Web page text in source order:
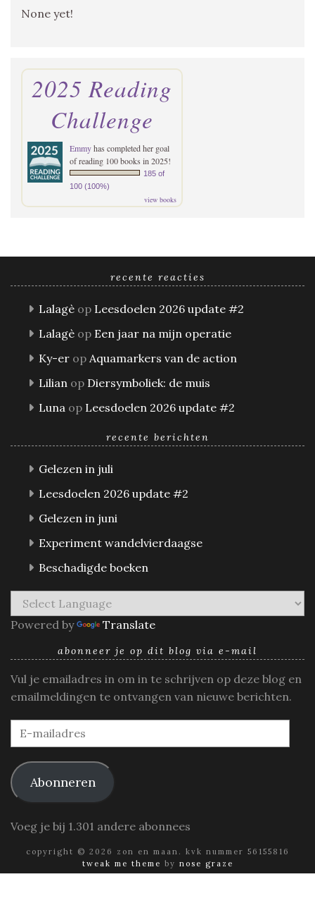
None yet!
2025 Reading
Challenge
Emmyhas completed her goal
of reading 100 books in 2025!
185 of
100 (100%)
view books
recente reacties
Lalagè op Leesdoelen 2026 update #2
Lalagè op Een jaar na mijn operatie
Ky-er op Aquamarkers van de action
Lilian op Diersymboliek: de muis
Luna op Leesdoelen 2026 update #2
recente berichten
Gelezen in juli
Leesdoelen 2026 update #2
Gelezen in juni
Experiment wandelvierdaagse
Beschadigde boeken
Powered by Translate
abonneer je op dit blog via e-mail
Vul je emailadres in om in te schrijven op deze blog en
emailmeldingen te ontvangen van nieuwe berichten.
E-
mailadres
Abonneren
Voeg je bij 1.301 andere abonnees
copyright © 2026 zon en maan. kvk nummer 56155816
tweak me theme by nose graze